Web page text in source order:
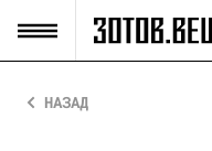
НАЗАД